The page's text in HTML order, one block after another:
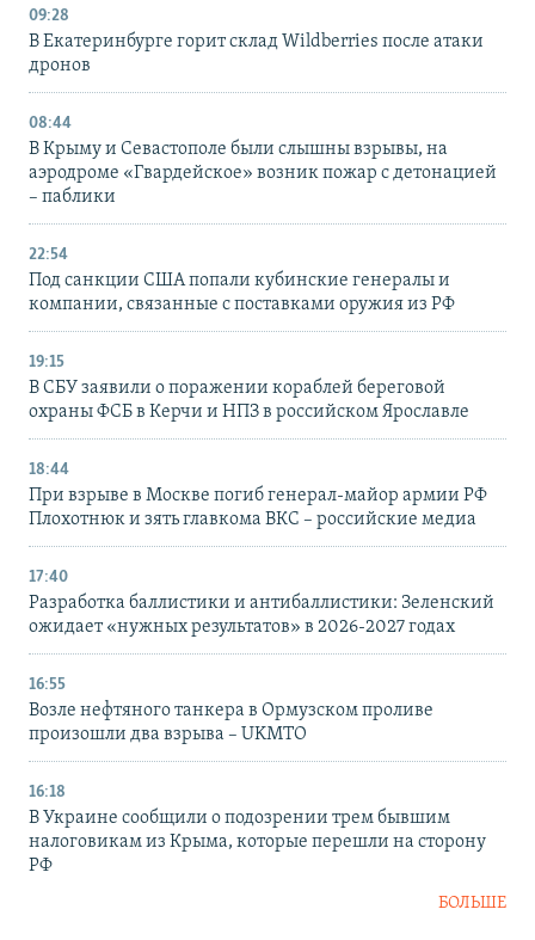
09:28
В Екатеринбурге горит склад Wildberries после атаки
дронов
08:44
В Крыму и Севастополе были слышны взрывы, на
аэродроме «Гвардейское» возник пожар с детонацией
– паблики
22:54
Под санкции США попали кубинские генералы и
компании, связанные с поставками оружия из РФ
19:15
В СБУ заявили о поражении кораблей береговой
охраны ФСБ в Керчи и НПЗ в российском Ярославле
18:44
При взрыве в Москве погиб генерал-майор армии РФ
Плохотнюк и зять главкома ВКС – российские медиа
17:40
Разработка баллистики и антибаллистики: Зеленский
ожидает «нужных результатов» в 2026-2027 годах
16:55
Возле нефтяного танкера в Ормузском проливе
произошли два взрыва – UKMTO
16:18
В Украине сообщили о подозрении трем бывшим
налоговикам из Крыма, которые перешли на сторону
РФ
БОЛЬШЕ